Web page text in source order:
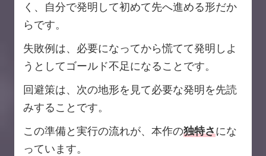
く、自分で発明して初めて先へ進める形だか
らです。
失敗例は、必要になってから慌てて発明しよ
うとしてゴールド不足になることです。
回避策は、次の地形を見て必要な発明を先読
みすることです。
この準備と実行の流れが、本作の独特さにな
っています。